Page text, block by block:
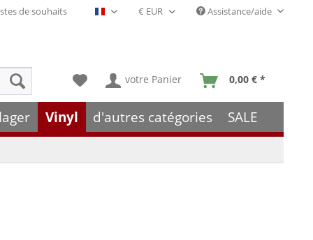
de souhaits Français- FR Assistance/aide
votre Panier 0,00 € *
Vinyl d'autres catégories SALE